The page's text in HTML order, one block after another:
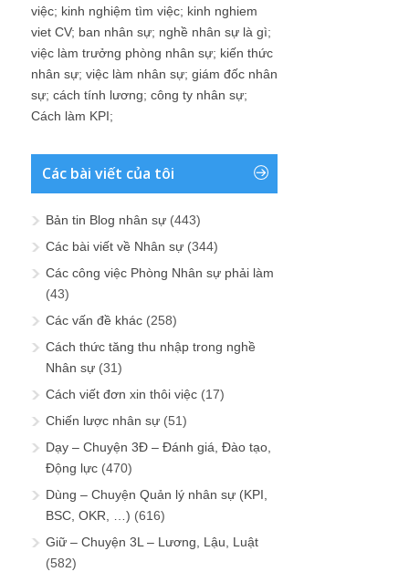
việc; kinh nghiệm tìm việc; kinh nghiem
viet CV; ban nhân sự; nghề nhân sự là gì;
việc làm trưởng phòng nhân sự; kiến thức
nhân sự; việc làm nhân sự; giám đốc nhân
sự; cách tính lương; công ty nhân sự;
Cách làm KPI;
Các bài viết của tôi
Bản tin Blog nhân sự (443)
Các bài viết về Nhân sự (344)
Các công việc Phòng Nhân sự phải làm
(43)
Các vấn đề khác (258)
Cách thức tăng thu nhập trong nghề
Nhân sự (31)
Cách viết đơn xin thôi việc (17)
Chiến lược nhân sự (51)
Dạy – Chuyện 3Đ – Đánh giá, Đào tạo,
Động lực (470)
Dùng – Chuyện Quản lý nhân sự (KPI,
BSC, OKR, …) (616)
Giữ – Chuyện 3L – Lương, Lậu, Luật
(582)